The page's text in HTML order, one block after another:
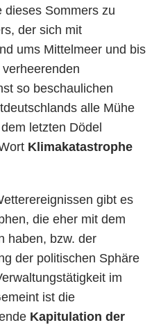
dieses Sommers zu
der sich mit
ums Mittelmeer und bis
so beschaulichen
alle Mühe
letzten Dödel
Klimakatastrophe
gibt es
die eher mit dem
haben, bzw. der
der politischen Sphäre
im
ist die
Kapitulation der